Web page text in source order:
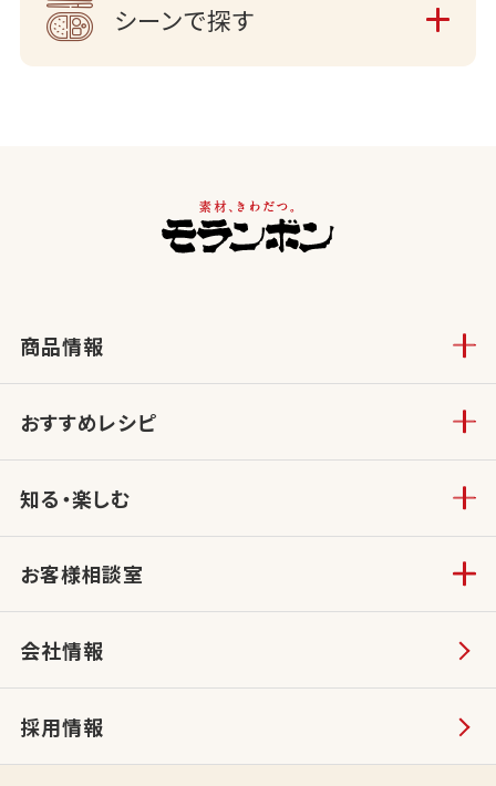
シーンで探す
商品情報
おすすめレシピ
知る・楽しむ
お客様相談室
会社情報
採用情報